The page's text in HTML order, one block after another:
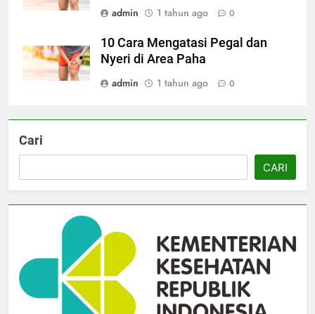
admin
1 tahun ago 0
10 Cara Mengatasi Pegal dan
Nyeri di Area Paha
admin
1 tahun ago 0
Cari
CARI